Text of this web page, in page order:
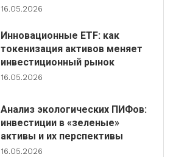
16.05.2026
Инновационные ETF: как
токенизация активов меняет
инвестиционный рынок
16.05.2026
Анализ экологических ПИФов:
инвестиции в «зеленые»
активы и их перспективы
16.05.2026